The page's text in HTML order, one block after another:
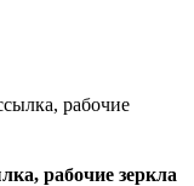
рабочие
рабочие зеркла